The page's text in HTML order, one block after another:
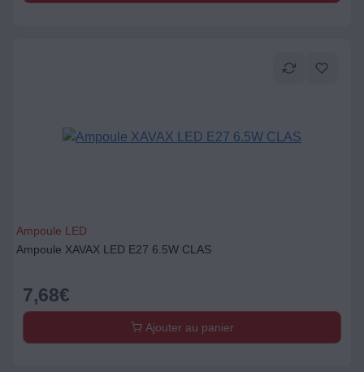
Ampoule LED
Ampoule XAVAX LED E27 6.5W CLAS
7,68€
Ajouter au panier